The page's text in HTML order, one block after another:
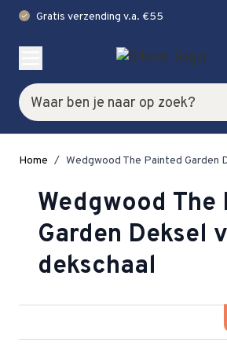
check Gratis verzending v.a. €55
Zoek
Home / Wedgwood The Painted Garden
Wedgwood The
Garden Deksel
dekschaal